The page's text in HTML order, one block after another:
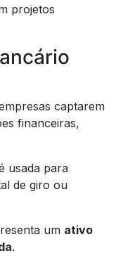
projetos
captarem
financeiras,
usada para
de giro ou
um ativo
.